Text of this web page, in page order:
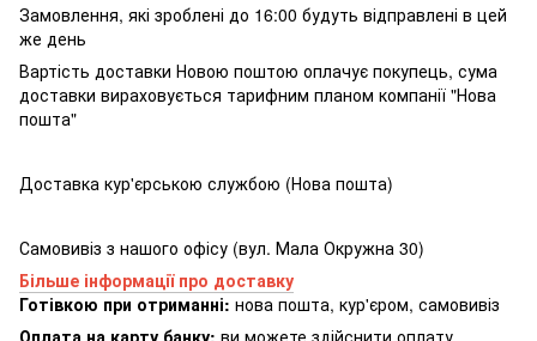
Замовлення, які зроблені до 16:00 будуть відправлені в цей
же день
Вартість доставки Новою поштою оплачує покупець, сума
доставки вираховується тарифним планом компанії "Нова
пошта"
Доставка кур'єрською службою (Нова пошта)
Самовивіз з нашого офісу (вул. Мала Окружна 30)
Більше інформації про доставку
Готівкою при отриманні: нова пошта, кур'єром, самовивіз
Оплата на карту банку: ви можете здійснити оплату